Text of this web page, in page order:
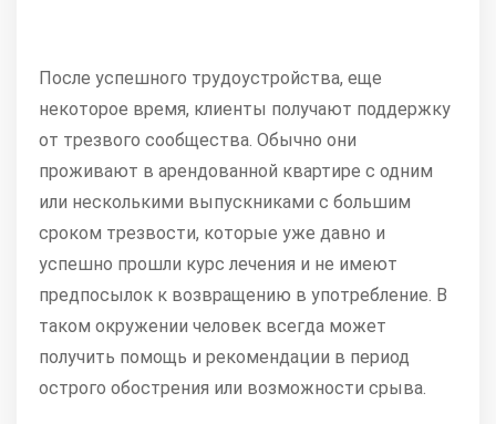
После успешного трудоустройства, еще
некоторое время, клиенты получают поддержку
от трезвого сообщества. Обычно они
проживают в арендованной квартире с одним
или несколькими выпускниками с большим
сроком трезвости, которые уже давно и
успешно прошли курс лечения и не имеют
предпосылок к возвращению в употребление. В
таком окружении человек всегда может
получить помощь и рекомендации в период
острого обострения или возможности срыва.